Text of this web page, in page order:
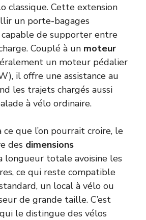
classique. Cette extension
un porte-bagages
de supporter entre
Couplé à un moteur
un moteur pédalier
il offre une assistance au
les trajets chargés aussi
à vélo ordinaire.
que l’on pourrait croire, le
des dimensions
longueur totale avoisine les
ce qui reste compatible
un local à vélo ou
de grande taille. C’est
le distingue des vélos